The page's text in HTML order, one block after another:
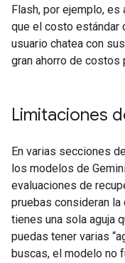
Flash, por ejemplo,
que el costo estándar
usuario chatea con
gran ahorro de costos
Limitaciones
En varias secciones
los modelos de
evaluaciones de
pruebas consideran la
tienes una sola aguja
puedas tener varias
buscas, el modelo no